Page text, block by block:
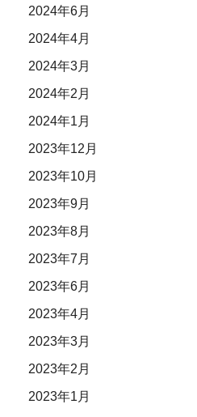
2024年6月
2024年4月
2024年3月
2024年2月
2024年1月
2023年12月
2023年10月
2023年9月
2023年8月
2023年7月
2023年6月
2023年4月
2023年3月
2023年2月
2023年1月